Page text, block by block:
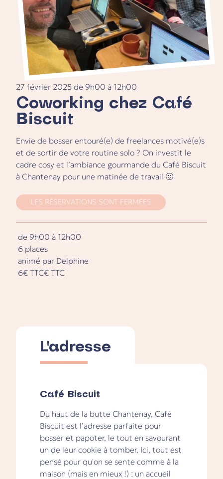
27 février 2025 de 9h00 à 12h00
Coworking chez Café
Biscuit
Envie de bosser entouré(e) de freelances motivé(e)s
et de sortir de votre routine solo ? On investit le
cadre cosy et l’ambiance gourmande du Café Biscuit
à Chantenay pour une matinée de travail 🙂
LES RÉSERVATIONS SONT FERMÉES
de 9h00 à 12h00
6 places
animé par Delphine
6€ TTC€ TTC
L'adresse
Café Biscuit
Du haut de la butte Chantenay, Café
Biscuit est l’adresse parfaite pour
bosser et papoter, le tout en savourant
un de leur cookie à tomber. Ici, tout est
pensé pour qu'on se sente comme à la
maison (mais en mieux !) : un accueil